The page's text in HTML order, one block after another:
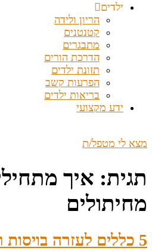
ילדים
הריון ולידה
קטנטנים
מתבגרים
הדרכת הורים
תזונת ילדים
הפרעות קשב
בריאות ילדים
ידע מקצועי
מצא לי מטפל/ת
תגית: איך
מחיתולים
5 כללים לעזרה